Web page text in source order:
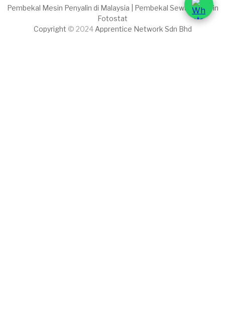
Pembekal Mesin Penyalin di Malaysia | Pembekal Sewaan Mesin
Fotostat
Copyright © 2024Apprentice Network Sdn Bhd